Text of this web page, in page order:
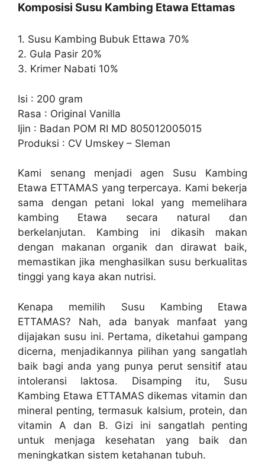
Komposisi Susu Kambing Etawa Ettamas
1. Susu Kambing Bubuk Ettawa 70%
2. Gula Pasir 20%
3. Krimer Nabati 10%
Isi : 200 gram
Rasa : Original Vanilla
Ijin : Badan POM RI MD 805012005015
Produksi : CV Umskey – Sleman
Kami senang menjadi agen Susu Kambing
Etawa ETTAMAS yang terpercaya. Kami bekerja
sama dengan petani lokal yang memelihara
kambing Etawa secara natural dan
berkelanjutan. Kambing ini dikasih makan
dengan makanan organik dan dirawat baik,
memastikan jika menghasilkan susu berkualitas
tinggi yang kaya akan nutrisi.
Kenapa memilih Susu Kambing Etawa
ETTAMAS? Nah, ada banyak manfaat yang
dijajakan susu ini. Pertama, diketahui gampang
dicerna, menjadikannya pilihan yang sangatlah
baik bagi anda yang punya perut sensitif atau
intoleransi laktosa. Disamping itu, Susu
Kambing Etawa ETTAMAS dikemas vitamin dan
mineral penting, termasuk kalsium, protein, dan
vitamin A dan B. Gizi ini sangatlah penting
untuk menjaga kesehatan yang baik dan
meningkatkan sistem ketahanan tubuh.